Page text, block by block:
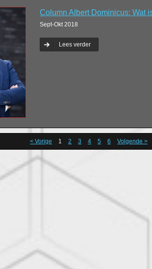
Column Albert Dominicus: Wat
Sept-Okt 2018
Lees verder
< Vorige 1 2 3 4 5 6 Volgende >